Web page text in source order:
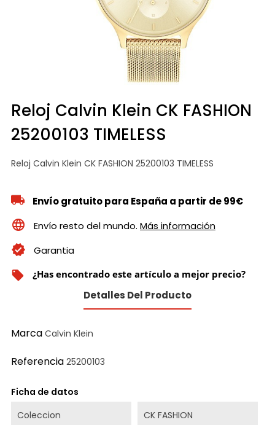
Reloj Calvin Klein CK FASHION
25200103 TIMELESS
Reloj Calvin Klein CK FASHION 25200103 TIMELESS
Envío gratuito para España a partir de 99€
Envío resto del mundo. Más información
Garantia
local_offer ¿Has encontrado este artículo a mejor precio?
Detalles Del Producto
Marca Calvin Klein
Referencia 25200103
Ficha de datos
Coleccion
CK FASHION